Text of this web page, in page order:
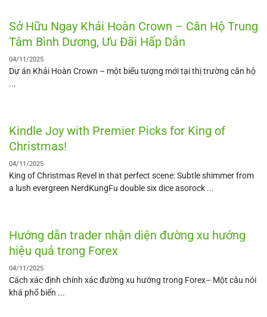
Sở Hữu Ngay Khải Hoàn Crown – Căn Hộ Trung
Tâm Bình Dương, Ưu Đãi Hấp Dẫn
04/11/2025
Dự án Khải Hoàn Crown – một biểu tượng mới tại thị trường căn hộ
...
Kindle Joy with Premier Picks for King of
Christmas!
04/11/2025
King of Christmas Revel in that perfect scene: Subtle shimmer from
a lush evergreen NerdKungFu double six dice asorock ...
Hướng dẫn trader nhận diện đường xu hướng
hiệu quả trong Forex
04/11/2025
Cách xác định chính xác đường xu hướng trong Forex– Một câu nói
khá phổ biến ...